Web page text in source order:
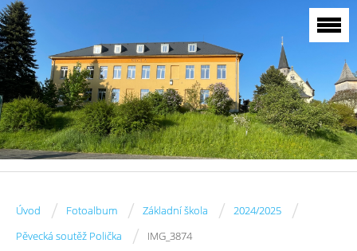
Úvod / Fotoalbum / Základní škola / 2024/2025 /
Pěvecká soutěž Polička / IMG_3874